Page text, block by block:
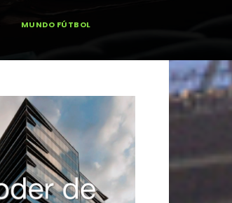
MUNDO FÚTBOL